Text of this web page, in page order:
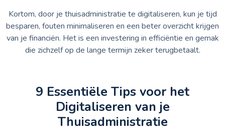
Kortom, door je thuisadministratie te digitaliseren, kun je tijd
besparen, fouten minimaliseren en een beter overzicht krijgen
van je financiën. Het is een investering in efficiëntie en gemak
die zichzelf op de lange termijn zeker terugbetaalt.
9 Essentiële Tips voor het
Digitaliseren van je
Thuisadministratie